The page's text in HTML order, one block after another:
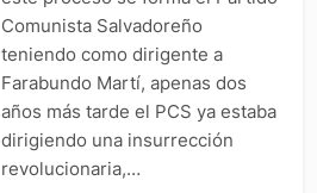
Comunista Salvadoreño
teniendo como dirigente a
Farabundo Martí, apenas dos
años más tarde el PCS ya estaba
dirigiendo una insurrección
revolucionaria,…